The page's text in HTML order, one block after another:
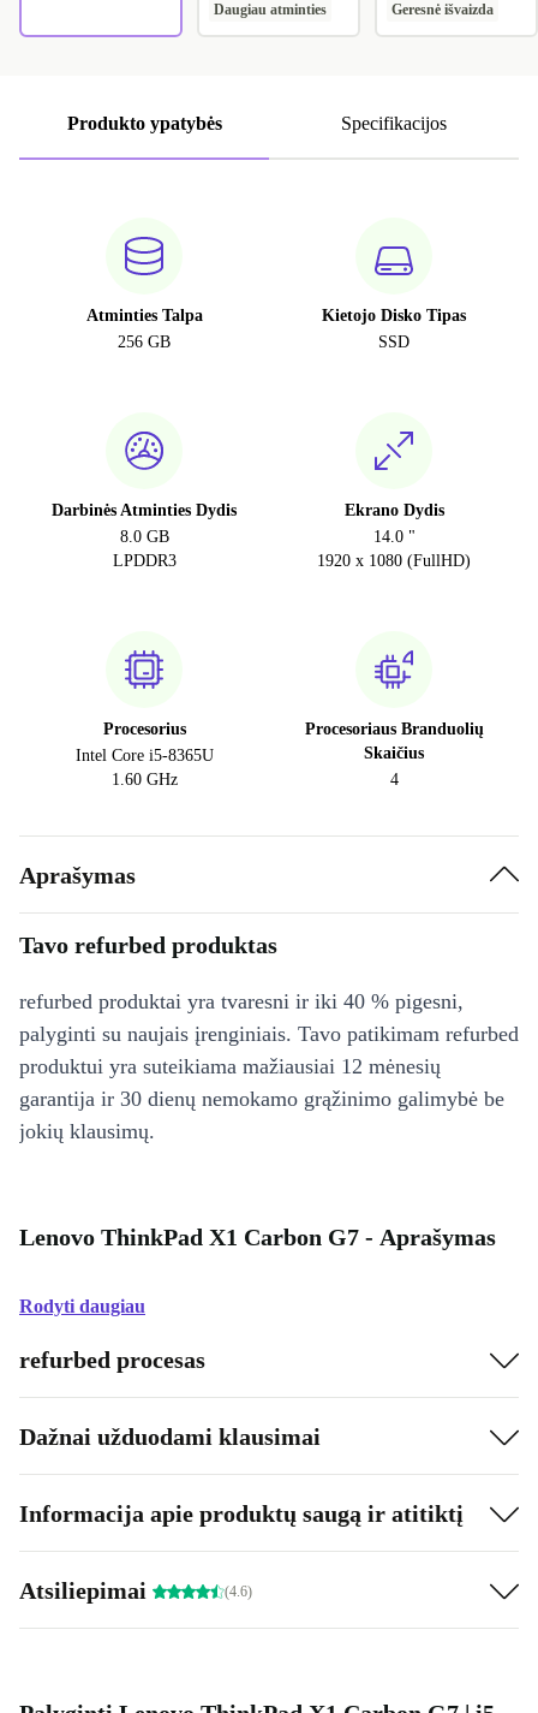
Daugiau atminties Geresnė išvaizda
Produkto ypatybės Specifikacijos
Atminties Talpa
256 GB
Kietojo Disko Tipas
SSD
Darbinės Atminties Dydis
8.0 GB
LPDDR3
Ekrano Dydis
14.0 "
1920 x 1080 (FullHD)
Procesorius
Intel Core i5-8365U
1.60 GHz
Procesoriaus Branduolių
Skaičius
4
Aprašymas
Tavo refurbed produktas
refurbed produktai yra tvaresni ir iki 40 % pigesni,
palyginti su naujais įrenginiais. Tavo patikimam refurbed
produktui yra suteikiama mažiausiai 12 mėnesių
garantija ir 30 dienų nemokamo grąžinimo galimybė be
jokių klausimų.
Lenovo ThinkPad X1 Carbon G7 - Aprašymas
Rodyti daugiau
refurbed procesas
Dažnai užduodami klausimai
Informacija apie produktų saugą ir atitiktį
Atsiliepimai (4.6)